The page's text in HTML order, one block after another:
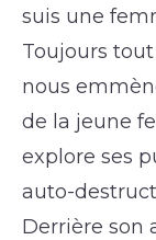
suis une
Toujours tout
nous
de la jeune
explore ses
auto-
Derrière son